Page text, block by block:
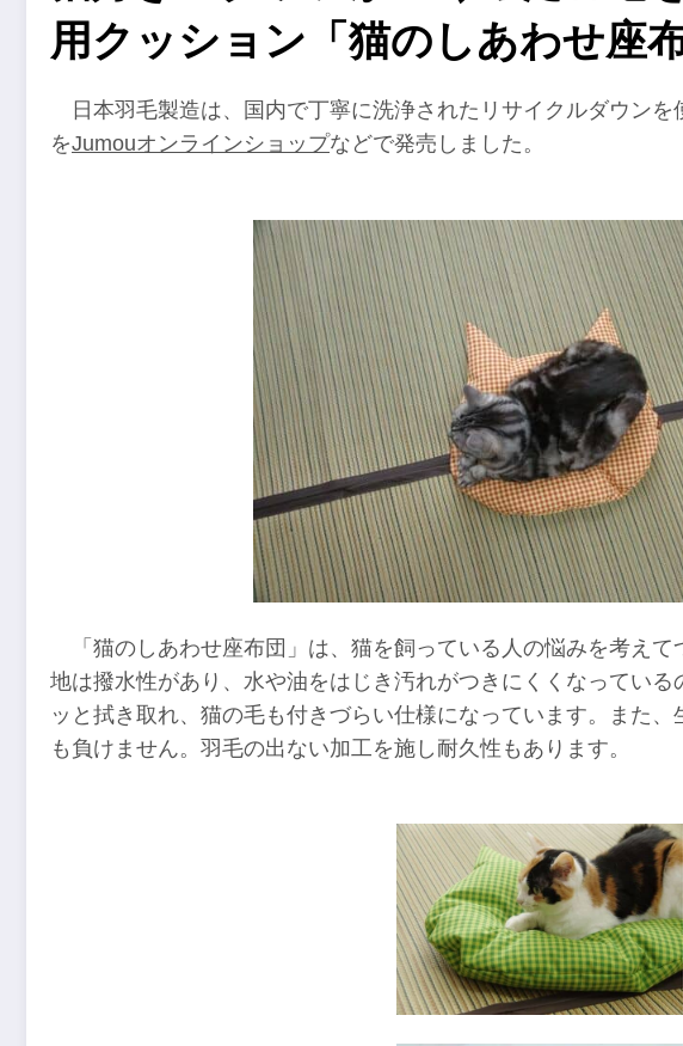
用クッション「猫のしあわせ座布
日本羽毛製造は、国内で丁寧に洗浄されたリサイクルダウンを
をJumouオンラインショップなどで発売しました。
「猫のしあわせ座布団」は、猫を飼っている人の悩みを考え
地は撥水性があり、水や油をはじき汚れがつきにくくなってい
ッと拭き取れ、猫の毛も付きづらい仕様になっています。また
も負けません。羽毛の出ない加工を施し耐久性もあります。